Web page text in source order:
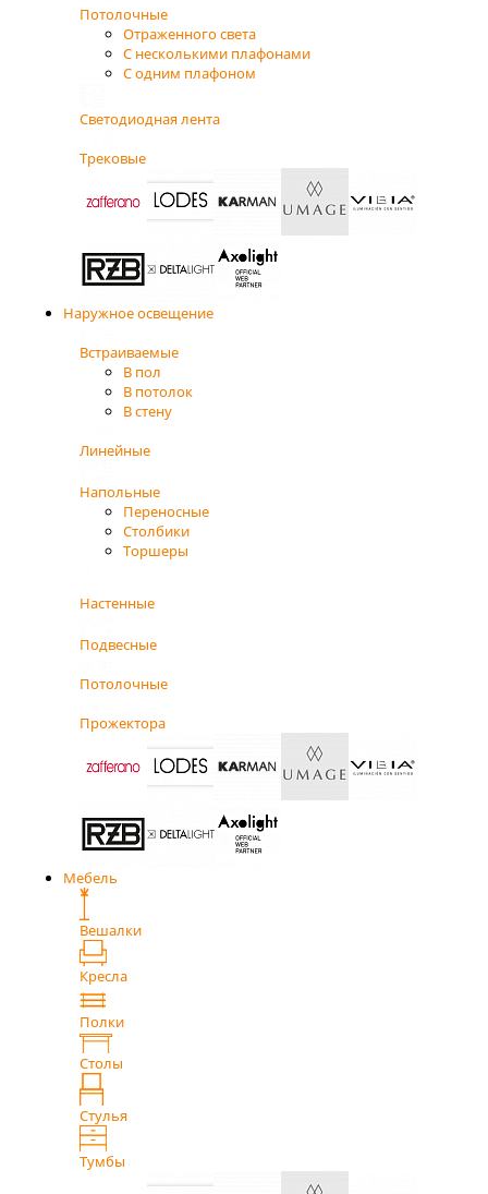
Потолочные
Отраженного света
С несколькими плафонами
С одним плафоном
Светодиодная лента
Трековые
Наружное освещение
Встраиваемые
В пол
В потолок
В стену
Линейные
Напольные
Переносные
Столбики
Торшеры
Настенные
Подвесные
Потолочные
Прожектора
Мебель
Вешалки
Кресла
Полки
Столы
Стулья
Тумбы